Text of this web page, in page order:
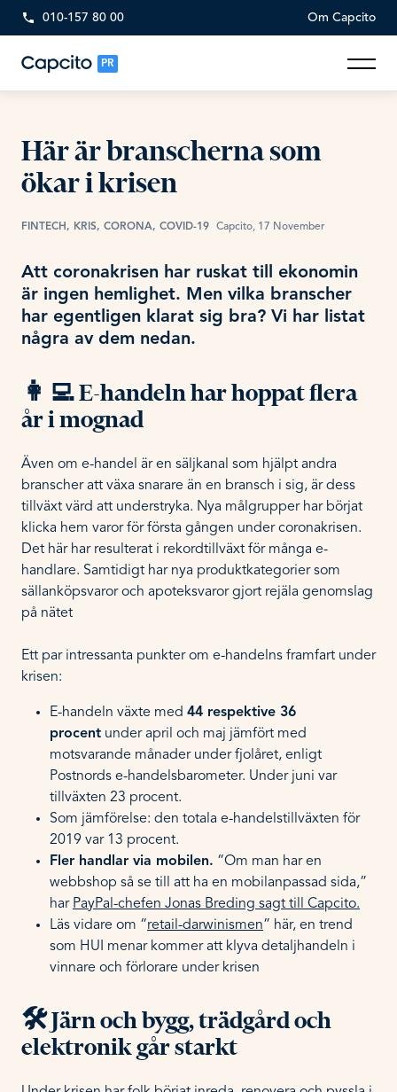
010-157 80 00 Om Capcito
PR
Här är branscherna som
ökar i krisen
FINTECH, KRIS, CORONA, COVID-19 Capcito, 17 November
Att coronakrisen har ruskat till ekonomin
är ingen hemlighet. Men vilka branscher
har egentligen klarat sig bra? Vi har listat
några av dem nedan.
👩‍💻 E-handeln har hoppat flera
år i mognad
Även om e-handel är en säljkanal som hjälpt andra
branscher att växa snarare än en bransch i sig, är dess
tillväxt värd att understryka. Nya målgrupper har börjat
klicka hem varor för första gången under coronakrisen.
Det här har resulterat i rekordtillväxt för många e-
handlare. Samtidigt har nya produktkategorier som
sällanköpsvaror och apoteksvaror gjort rejäla genomslag
på nätet
Ett par intressanta punkter om e-handelns framfart under
krisen:
E-handeln växte med 44 respektive 36
procent under april och maj jämfört med
motsvarande månader under fjolåret, enligt
Postnords e-handelsbarometer. Under juni var
tillväxten 23 procent.
Som jämförelse: den totala e-handelstillväxten för
2019 var 13 procent.
Fler handlar via mobilen. “Om man har en
webbshop så se till att ha en mobilanpassad sida,”
har PayPal-chefen Jonas Breding sagt till Capcito.
Läs vidare om “retail-darwinismen” här, en trend
som HUI menar kommer att klyva detaljhandeln i
vinnare och förlorare under krisen
🛠️ Järn och bygg, trädgård och
elektronik går starkt